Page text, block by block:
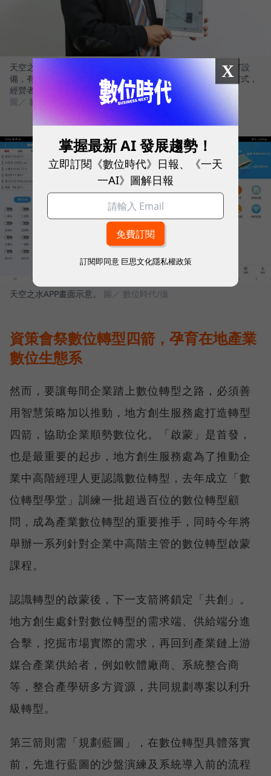
天空之水創新科技朱嘉弘董事長表示，咖啡園導入一系列AIOT設
備，有效節省70％用水、50％肥料用量，達到友善化的農耕方式，
經營者還可透過遠端APP來控制設備。
圖／ 數位時代/攝
天空之水APP畫面示意。 圖／ 數位時代/攝
資策會祭數位轉型四箭，孕育在地產業
數位生態系
然而，要讓每間企業踏上數位轉型之路，必須善
用智慧策略加以推動，地方創生服務處打造轉型
四箭，協助企業順勢數位化。「啟蒙」是首發，
也是最重要的起步，地方創生服務處為了推動企
業中高階經理人更認識數位轉型，去年成立「數
位轉型學堂」訓練一批超過百位的數位轉型顧
問，成為產業數位轉型的重要推手，同時今年將
舉辦一系列針對企業中高階主管的數位轉型啟蒙
課程。
認識轉型的啟蒙後，下一支箭將鎖定「共創」。
地方創生處針對數位轉型的需求端、供給端分進
合擊，挖掘市場實際的需求，再回到產業鏈上游
媒合產業供給者，例如軟體廠商、系統整合商
等，整合產學研多方資源，共同規劃專案以利升
級轉型。
第三箭則需「規劃藍圖」，在數位轉型具體落實
前，先進行藍圖的沙盤演練及系統導入前的流程
X
掌握最新 AI 發展趨勢！
立即訂閱《數位時代》日報、《一天
一AI》圖解日報
訂閱即同意 巨思文化隱私權政策